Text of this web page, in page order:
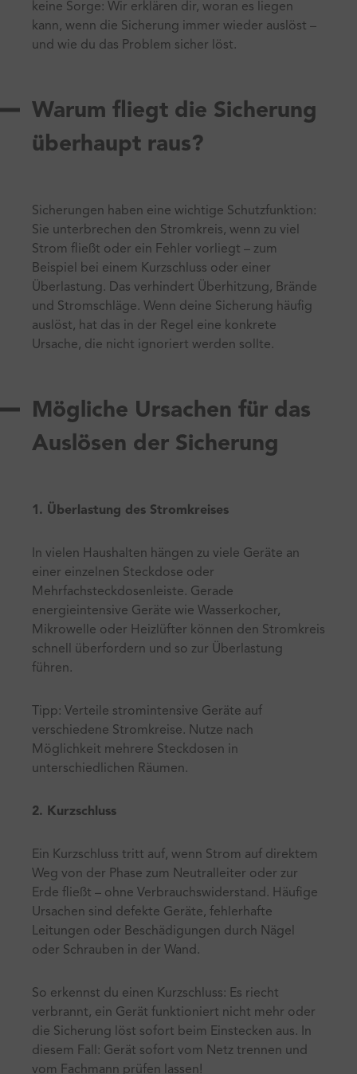
keine Sorge: Wir erklären dir, woran es liegen
kann, wenn die Sicherung immer wieder auslöst –
und wie du das Problem sicher löst.
Warum fliegt die Sicherung
überhaupt raus?
Sicherungen haben eine wichtige Schutzfunktion:
Sie unterbrechen den Stromkreis, wenn zu viel
Strom fließt oder ein Fehler vorliegt – zum
Beispiel bei einem Kurzschluss oder einer
Überlastung. Das verhindert Überhitzung, Brände
und Stromschläge. Wenn deine Sicherung häufig
auslöst, hat das in der Regel eine konkrete
Ursache, die nicht ignoriert werden sollte.
Mögliche Ursachen für das
Auslösen der Sicherung
1. Überlastung des Stromkreises
In vielen Haushalten hängen zu viele Geräte an
einer einzelnen Steckdose oder
Mehrfachsteckdosenleiste. Gerade
energieintensive Geräte wie Wasserkocher,
Mikrowelle oder Heizlüfter können den Stromkreis
schnell überfordern und so zur Überlastung
führen.
Tipp: Verteile stromintensive Geräte auf
verschiedene Stromkreise. Nutze nach
Möglichkeit mehrere Steckdosen in
unterschiedlichen Räumen.
2. Kurzschluss
Ein Kurzschluss tritt auf, wenn Strom auf direktem
Weg von der Phase zum Neutralleiter oder zur
Erde fließt – ohne Verbrauchswiderstand. Häufige
Ursachen sind defekte Geräte, fehlerhafte
Leitungen oder Beschädigungen durch Nägel
oder Schrauben in der Wand.
So erkennst du einen Kurzschluss: Es riecht
verbrannt, ein Gerät funktioniert nicht mehr oder
die Sicherung löst sofort beim Einstecken aus. In
diesem Fall: Gerät sofort vom Netz trennen und
vom Fachmann prüfen lassen!